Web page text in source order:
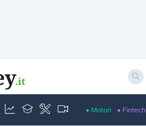
• Motori • Fintech